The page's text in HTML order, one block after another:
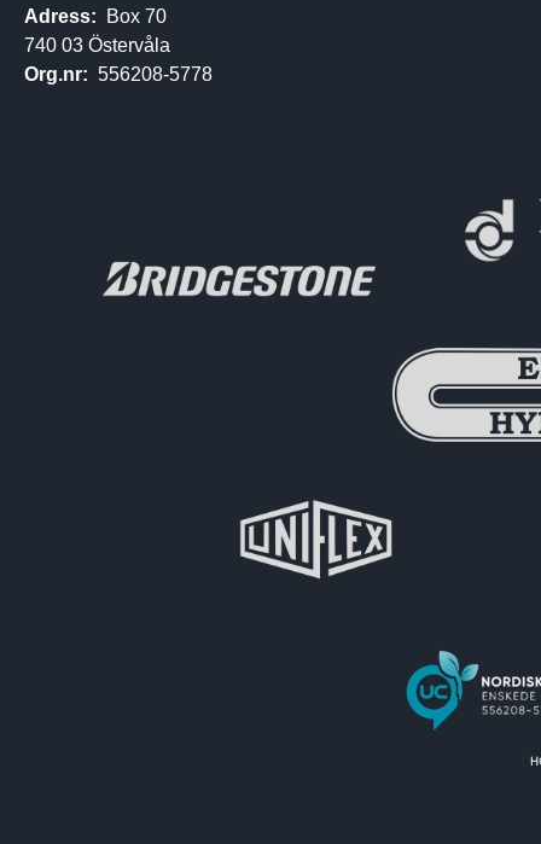
Adress:
Box 70
740 03 Östervåla
Org.nr: 556208-5778